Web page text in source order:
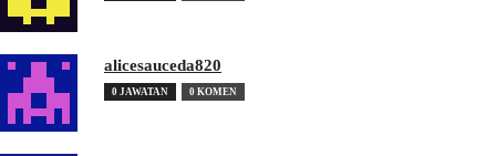
alicesauceda820
0 JAWATAN 0 KOMEN